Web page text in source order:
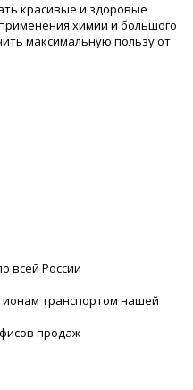
красивые и здоровые
химии и большого
максимальную пользу от
всей России
транспортом нашей
продаж